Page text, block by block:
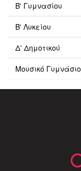
Β' Γυμνασίου
Β' Λυκείου
Δ' Δημοτικού
Μουσικό Γυμνάσιο